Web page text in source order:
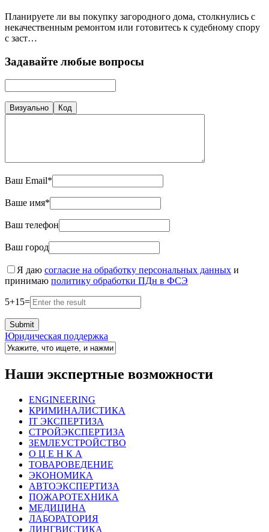
Планируете ли вы покупку загородного дома, столкнулись с
некачественным ремонтом или готовитесь к судебному спору
с заст…
Задавайте любые вопросы
Визуально Код
Ваш Email*
Ваше имя*
Ваш телефон
Ваш город
Я даю согласие на обработку персональных данных и
принимаю политику обработки ПДн в ФСЭ
5+15=
Юридическая поддержка
Наши экспертные возможности
ENGINEERING
КРИМИНАЛИСТИКА
IT ЭКСПЕРТИЗА
СТРОЙЭКСПЕРТИЗА
ЗЕМЛЕУСТРОЙСТВО
О Ц Е Н К А
ТОВАРОВЕДЕНИЕ
ЭКОНОМИКА
АВТОЭКСПЕРТИЗА
ПОЖАРОТЕХНИКА
МЕДИЦИНА
ЛАБОРАТОРИЯ
ЛИНГВИСТИКА